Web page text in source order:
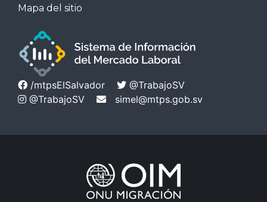
Mapa del sitio
/mtpsElSalvador
@TrabajoSV
@TrabajoSV
simel@mtps.gob.sv